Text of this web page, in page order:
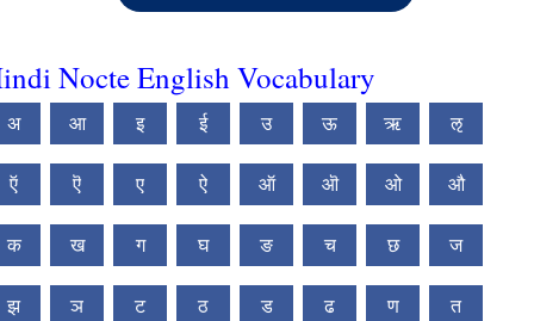
Nocte English Vocabulary
अ आ इ ई उ ऊ ऋ ऌ
ऍ ऎ ए ऐ ऑ ऒ ओ औ
क ख ग घ ङ च छ ज
झ ञ ट ठ ड ढ ण त